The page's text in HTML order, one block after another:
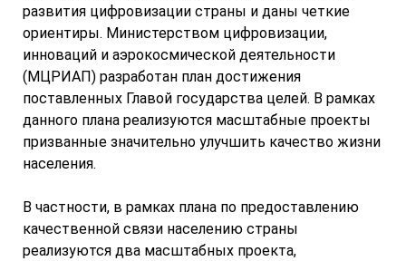
развития цифровизации страны и даны четкие
ориентиры. Министерством цифровизации,
инноваций и аэрокосмической деятельности
(МЦРИАП) разработан план достижения
поставленных Главой государства целей. В рамках
данного плана реализуются масштабные проекты
призванные значительно улучшить качество жизни
населения.
В частности, в рамках плана по предоставлению
качественной связи населению страны
реализуются два масштабных проекта,